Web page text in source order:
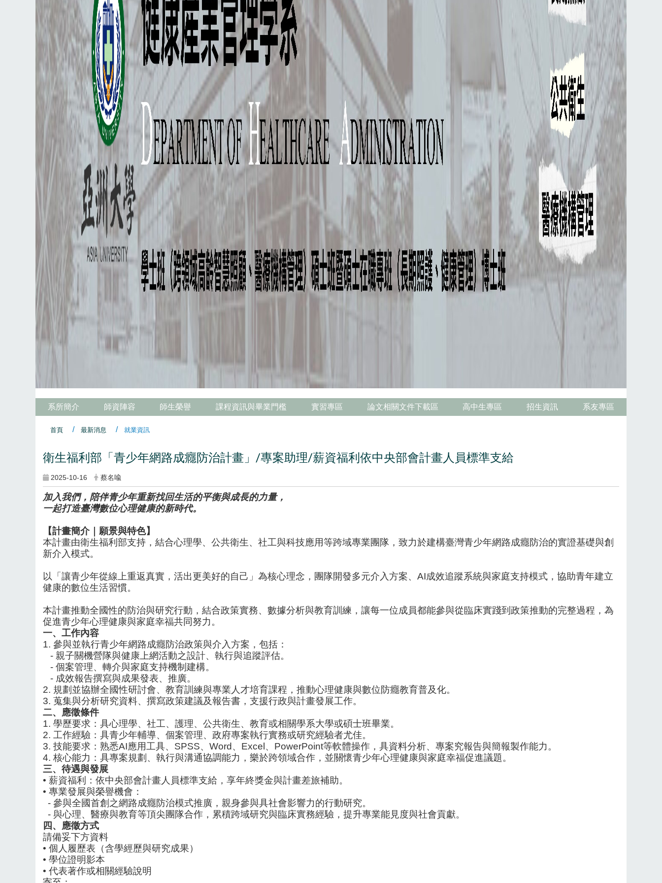
系所簡介 師資陣容 師生榮譽 課程資訊與畢業門檻 實習專區 論文相關文件下載區 高中生專區 招生資訊 系友專區
首頁 最新消息 就業資訊
衛生福利部「青少年網路成癮防治計畫」/專案助理/薪資福利依中央部會計畫人員標準支給
2025-10-16 蔡名喩
加入我們，陪伴青少年重新找回生活的平衡與成長的力量，
一起打造臺灣數位心理健康的新時代。
【計畫簡介｜願景與特色】
本計畫由衛生福利部支持，結合心理學、公共衛生、社工與科技應用等跨域專業團隊，致力於建構臺灣青少年網路成癮防治的實證基礎與創
新介入模式。
以「讓青少年從線上重返真實，活出更美好的自己」為核心理念，團隊開發多元介入方案、AI成效追蹤系統與家庭支持模式，協助青年建立
健康的數位生活習慣。
本計畫推動全國性的防治與研究行動，結合政策實務、數據分析與教育訓練，讓每一位成員都能參與從臨床實踐到政策推動的完整過程，為
促進青少年心理健康與家庭幸福共同努力。
一、工作內容
1. 參與並執行青少年網路成癮防治政策與介入方案，包括：
- 親子關機營隊與健康上網活動之設計、執行與追蹤評估。
- 個案管理、轉介與家庭支持機制建構。
- 成效報告撰寫與成果發表、推廣。
2. 規劃並協辦全國性研討會、教育訓練與專業人才培育課程，推動心理健康與數位防癮教育普及化。
3. 蒐集與分析研究資料、撰寫政策建議及報告書，支援行政與計畫發展工作。
二、應徵條件
1. 學歷要求：具心理學、社工、護理、公共衛生、教育或相關學系大學或碩士班畢業。
2. 工作經驗：具青少年輔導、個案管理、政府專案執行實務或研究經驗者尤佳。
3. 技能要求：熟悉AI應用工具、SPSS、Word、Excel、PowerPoint等軟體操作，具資料分析、專案究報告與簡報製作能力。
4. 核心能力：具專案規劃、執行與溝通協調能力，樂於跨領域合作，並關懷青少年心理健康與家庭幸福促進議題。
三、待遇與發展
• 薪資福利：依中央部會計畫人員標準支給，享年終獎金與計畫差旅補助。
• 專業發展與榮譽機會：
- 參與全國首創之網路成癮防治模式推廣，親身參與具社會影響力的行動研究。
- 與心理、醫療與教育等頂尖團隊合作，累積跨域研究與臨床實務經驗，提升專業能見度與社會貢獻。
四、應徵方式
請備妥下方資料
• 個人履歷表（含學經歷與研究成果）
• 學位證明影本
• 代表著作或相關經驗說明